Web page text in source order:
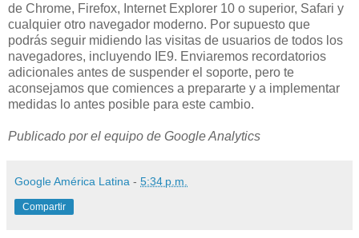
de Chrome, Firefox, Internet Explorer 10 o superior, Safari y
cualquier otro navegador moderno. Por supuesto que
podrás seguir midiendo las visitas de usuarios de todos los
navegadores, incluyendo IE9. Enviaremos recordatorios
adicionales antes de suspender el soporte, pero te
aconsejamos que comiences a prepararte y a implementar
medidas lo antes posible para este cambio.
Publicado por el equipo de Google Analytics
Google América Latina - 5:34 p.m.
Compartir